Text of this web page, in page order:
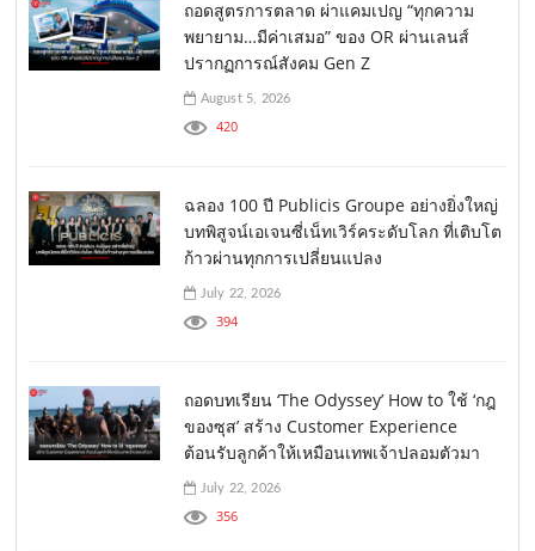
ถอดสูตรการตลาด ผ่าแคมเปญ “ทุกความ
พยายาม…มีค่าเสมอ” ของ OR ผ่านเลนส์
ปรากฏการณ์สังคม Gen Z
August 5, 2026
420
ฉลอง 100 ปี Publicis Groupe อย่างยิ่งใหญ่
บทพิสูจน์เอเจนซี่เน็ทเวิร์คระดับโลก ที่เติบโต
ก้าวผ่านทุกการเปลี่ยนแปลง
July 22, 2026
394
ถอดบทเรียน ‘The Odyssey’ How to ใช้ ‘กฎ
ของซุส’ สร้าง Customer Experience
ต้อนรับลูกค้าให้เหมือนเทพเจ้าปลอมตัวมา
July 22, 2026
356